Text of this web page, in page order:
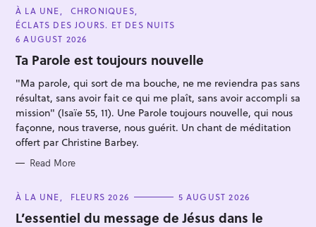
C
A
T
E
G
O
R
E
À LA UNE
CHRONIQUES
ÉCLATS DES JOURS. ET DES NUITS
6 AUGUST 2026
Ta Parole est toujours nouvelle
"Ma parole, qui sort de ma bouche, ne me reviendra pas sans
résultat, sans avoir fait ce qui me plaît, sans avoir accompli sa
mission" (Isaïe 55, 11). Une Parole toujours nouvelle, qui nous
façonne, nous traverse, nous guérit. Un chant de méditation
offert par Christine Barbey.
Read More
C
T
E
À LA UNE FLEURS 2026 5 AUGUST 2026
L’essentiel du message de Jésus dans le
e
a
r
c
h
f
o
r
: